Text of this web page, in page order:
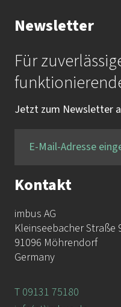
Newsletter
Für
Jetzt zum Newsletter
Kontakt
imbus AG
Kleinseebacher Straße
91096 Möhrendorf
Germany
T 09131 75180